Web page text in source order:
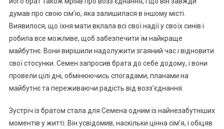
думав про свою сім’ю, яка залишилася в іншому місті.
Виявилося, що їхня мати вклала всі свої надії у своїх синів і
робила все можливе, щоб забезпечити їм найкраще
майбутнє. Вони вирішили надолужити згаяний час і відновити
свої стосунки. Семен запросив брата до себе додому, і вони
провели цілі дні, обмінюючись спогадами, планами на
майбутнє та переживаючи радість від возз’єднання.
Зустріч із братом стала для Семена одним із найнезабутніших
моментів у житті. Він усвідомив, наскільки цінна сім’я, і обіцяв